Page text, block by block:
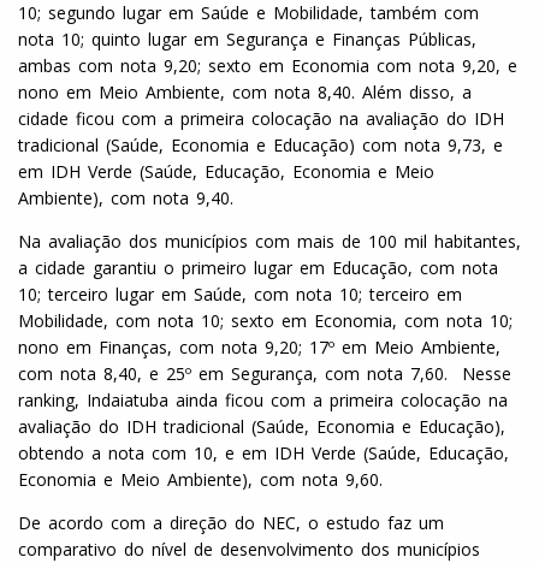
10; segundo lugar em Saúde e Mobilidade, também com
nota 10; quinto lugar em Segurança e Finanças Públicas,
ambas com nota 9,20; sexto em Economia com nota 9,20, e
nono em Meio Ambiente, com nota 8,40. Além disso, a
cidade ficou com a primeira colocação na avaliação do IDH
tradicional (Saúde, Economia e Educação) com nota 9,73, e
em IDH Verde (Saúde, Educação, Economia e Meio
Ambiente), com nota 9,40.
Na avaliação dos municípios com mais de 100 mil habitantes,
a cidade garantiu o primeiro lugar em Educação, com nota
10; terceiro lugar em Saúde, com nota 10; terceiro em
Mobilidade, com nota 10; sexto em Economia, com nota 10;
nono em Finanças, com nota 9,20; 17º em Meio Ambiente,
com nota 8,40, e 25º em Segurança, com nota 7,60. Nesse
ranking, Indaiatuba ainda ficou com a primeira colocação na
avaliação do IDH tradicional (Saúde, Economia e Educação),
obtendo a nota com 10, e em IDH Verde (Saúde, Educação,
Economia e Meio Ambiente), com nota 9,60.
De acordo com a direção do NEC, o estudo faz um
comparativo do nível de desenvolvimento dos municípios